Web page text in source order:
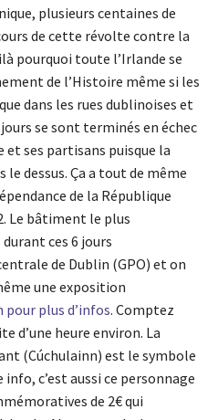
plusieurs centaines de
de cette révolte contre la
pourquoi toute l’Irlande se
de l’Histoire même si les
dans les rues dublinoises et
se sont terminés en échec
et ses partisans puisque la
dessus. Ça a tout de même
de la République
Le bâtiment le plus
ces 6 jours
de Dublin (GPO) et on
une exposition
pour plus d’infos. Comptez
d’une heure environ. La
(Cúchulainn) est le symbole
c’est aussi ce personnage
de 2€ qui